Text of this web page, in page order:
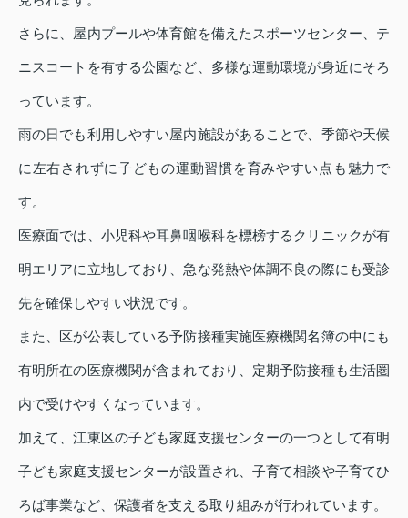
さらに、屋内プールや体育館を備えたスポーツセンター、テ
ニスコートを有する公園など、多様な運動環境が身近にそろ
っています。
雨の日でも利用しやすい屋内施設があることで、季節や天候
に左右されずに子どもの運動習慣を育みやすい点も魅力で
す。
医療面では、小児科や耳鼻咽喉科を標榜するクリニックが有
明エリアに立地しており、急な発熱や体調不良の際にも受診
先を確保しやすい状況です。
また、区が公表している予防接種実施医療機関名簿の中にも
有明所在の医療機関が含まれており、定期予防接種も生活圏
内で受けやすくなっています。
加えて、江東区の子ども家庭支援センターの一つとして有明
子ども家庭支援センターが設置され、子育て相談や子育てひ
ろば事業など、保護者を支える取り組みが行われています。